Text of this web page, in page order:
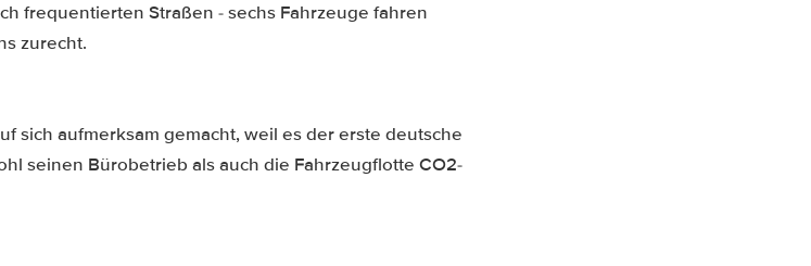
frequentierten Straßen - sechs Fahrzeuge fahren
zurecht.
sich aufmerksam gemacht, weil es der erste deutsche
seinen Bürobetrieb als auch die Fahrzeugflotte CO2-